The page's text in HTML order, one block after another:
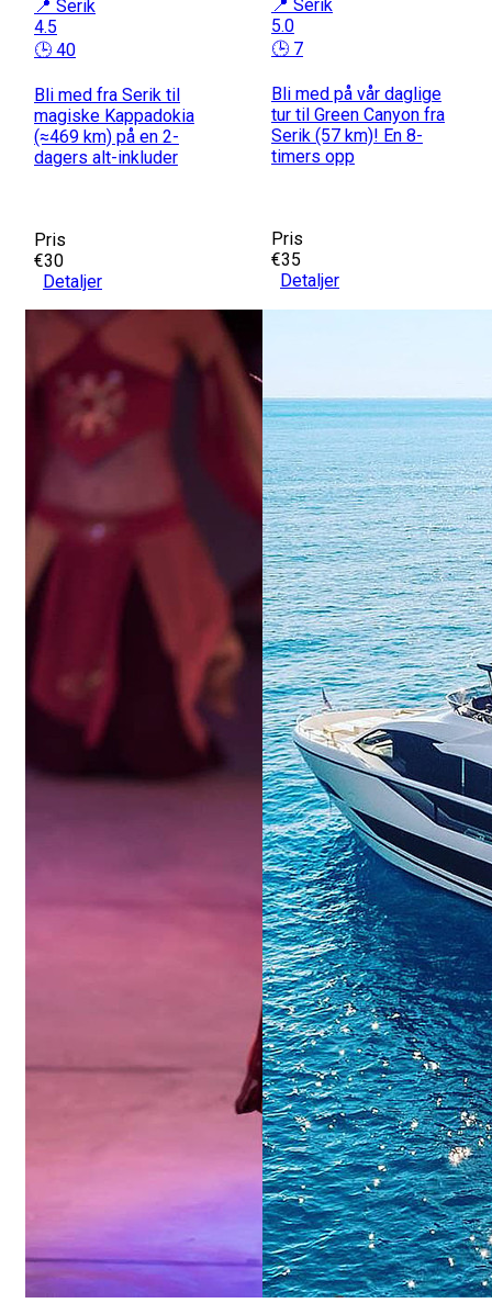
📍 Serik
4.5
🕒 40
Bli med fra Serik til
magiske Kappadokia
(≈469 km) på en 2-
dagers alt-inkluder
Pris
€30
Detaljer
📍 Serik
5.0
🕒 7
Bli med på vår daglige
tur til Green Canyon fra
Serik (57 km)! En 8-
timers opp
Pris
€35
Detaljer